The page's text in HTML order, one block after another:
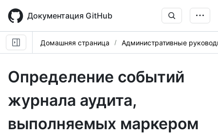
main
content
Документация GitHub
Домашняя страница Административные
Определение событий
журнала аудита,
выполняемых маркером